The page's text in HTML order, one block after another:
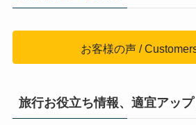
お客様の声 /
旅行お役立ち情報、適宜アップ